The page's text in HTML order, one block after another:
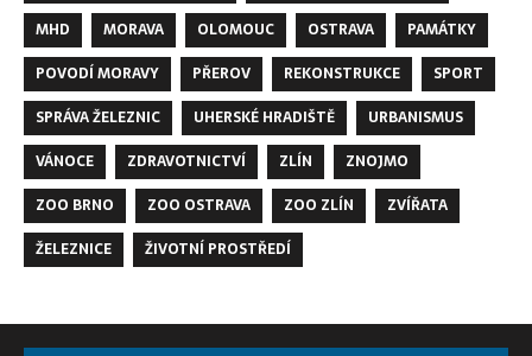
MHD
MORAVA OLOMOUC OSTRAVA
PAMÁTKY
POVODÍ MORAVY
PŘEROV REKONSTRUKCE
SPORT
SPRÁVA ŽELEZNIC
UHERSKÉ HRADIŠTĚ
URBANISMUS
VÁNOCE
ZDRAVOTNICTVÍ ZLÍN
ZNOJMO
ZOO BRNO
ZOO OSTRAVA ZOO ZLÍN
ZVÍŘATA
ŽELEZNICE
ŽIVOTNÍ PROSTŘEDÍ